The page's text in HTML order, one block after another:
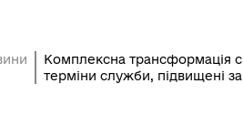
Комплексна трансформація
терміни служби, підвищені